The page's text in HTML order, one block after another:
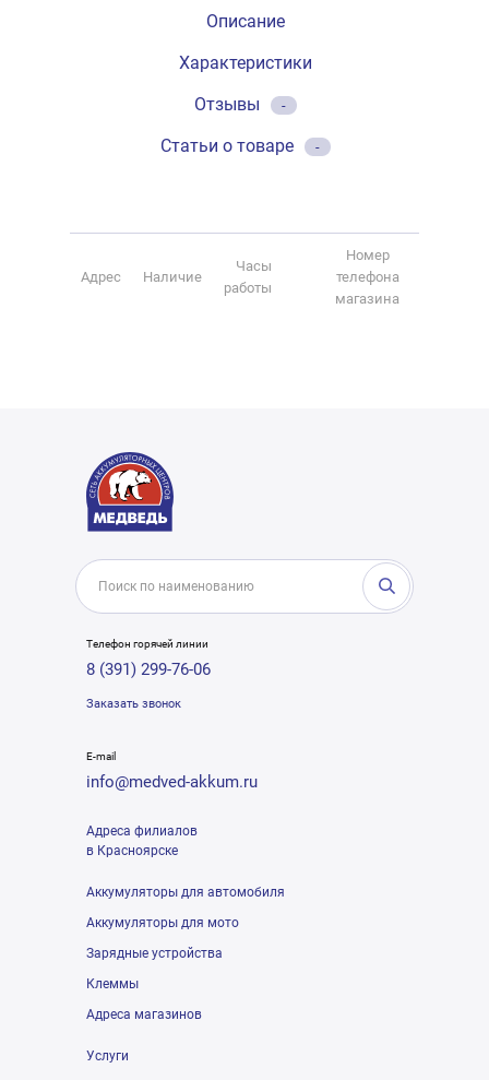
Описание
Характеристики
Отзывы
-
Статьи о товаре -
Адрес Наличие
Часы
работы
Номер
телефона
магазина
Телефон горячей линии
8 (391) 299-76-06
Заказать звонок
E-mail
info@medved-akkum.ru
Адреса филиалов
в Красноярске
Аккумуляторы для автомобиля
Аккумуляторы для мото
Зарядные устройства
Клеммы
Адреса магазинов
Услуги